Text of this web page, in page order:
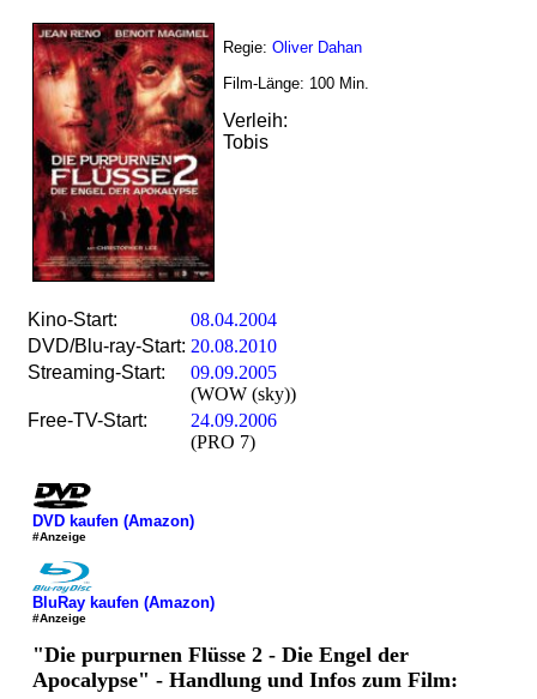
Regie: Oliver Dahan
Film-Länge: 100 Min.
Verleih:
Tobis
Kino-Start:
08.04.2004
DVD/Blu-ray-Start: 20.08.2010
Streaming-Start:
09.09.2005
(WOW (sky))
Free-TV-Start:
24.09.2006
(PRO 7)
DVD kaufen (Amazon)
#Anzeige
BluRay kaufen (Amazon)
#Anzeige
"Die purpurnen Flüsse 2 - Die Engel der
Apocalypse" - Handlung und Infos zum Film: